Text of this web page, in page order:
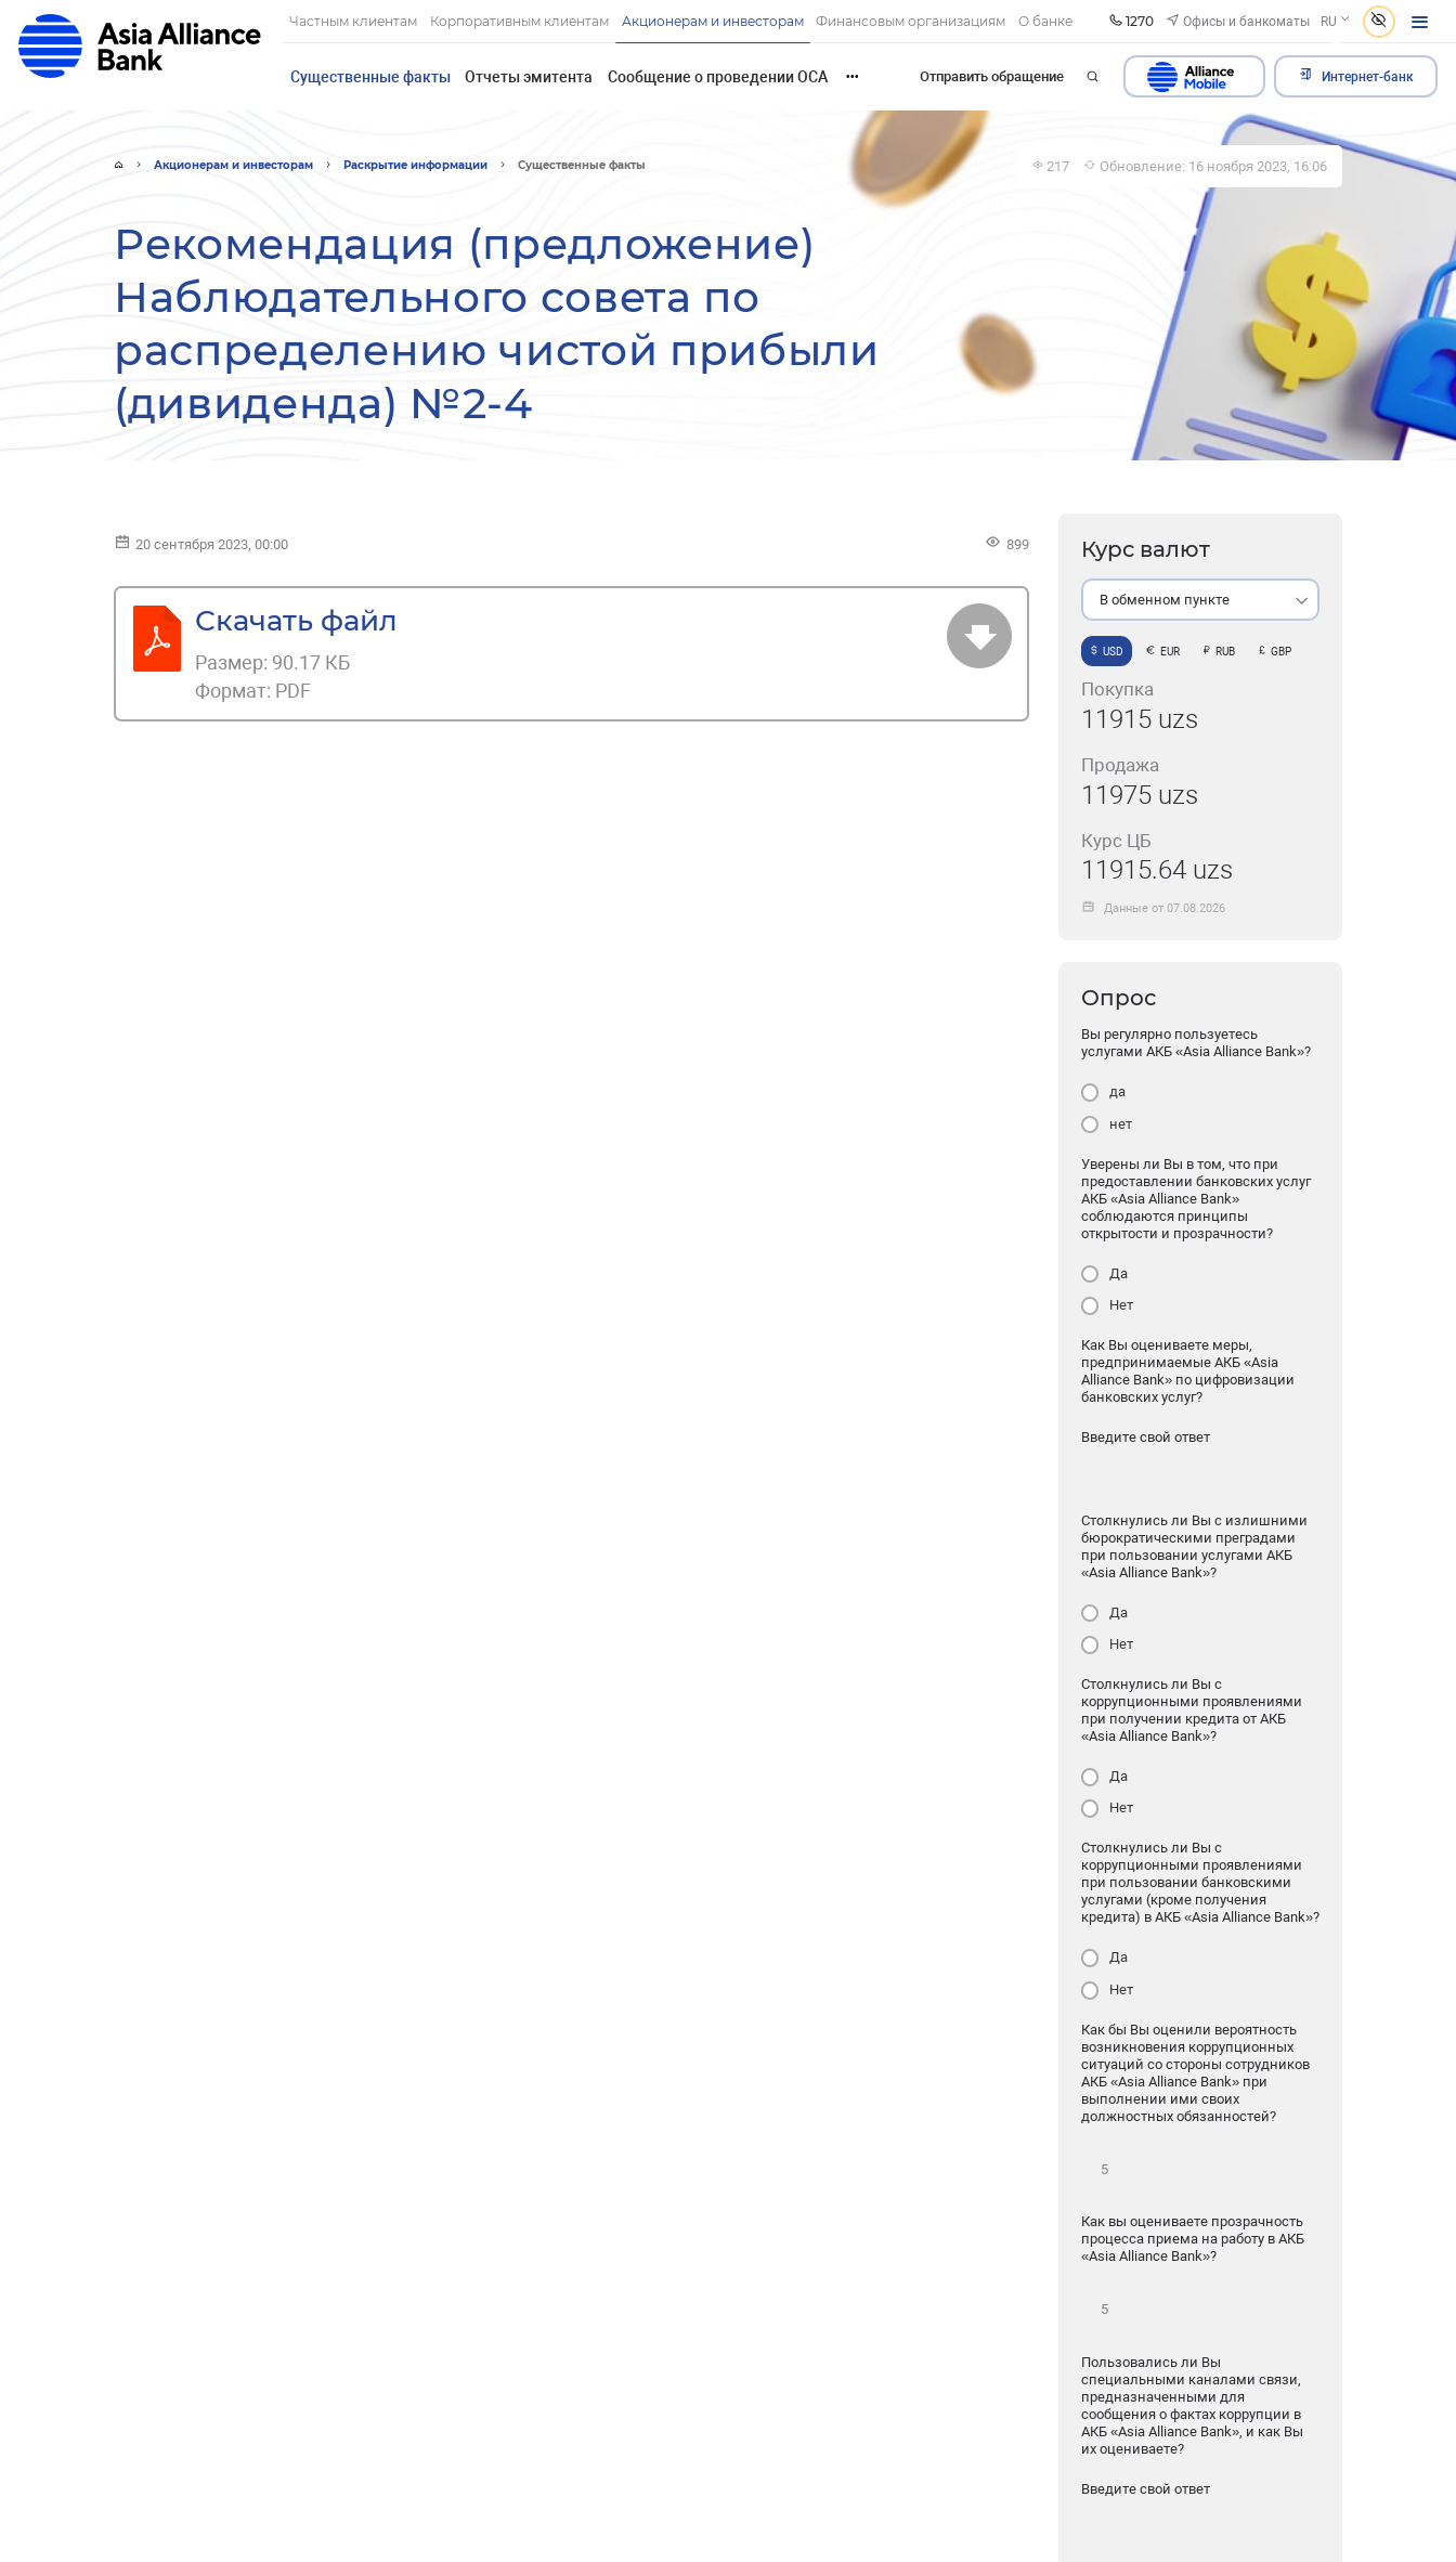
Частным клиентам Корпоративным клиентам Акционерам и инвесторам Финансовым организациям О банке 1270 Офисы и банкоматы RU
Существенные факты Отчеты эмитента Сообщение о проведении ОСА ••• Отправить обращение Интернет-банк
Акционерам и инвесторам Раскрытие информации Существенные факты 217 Обновление: 16 ноября 2023, 16:06
Рекомендация (предложение)
Наблюдательного совета по
распределению чистой прибыли
(дивиденда) №2-4
20 сентября 2023, 00:00 899
Скачать файл
Размер: 90.17 КБ
Формат: PDF
Курс валют
В обменном пункте
USD EUR RUB GBP
Покупка
11915 uzs
Продажа
11975 uzs
Курс ЦБ
11915.64 uzs
Данные от 07.08.2026
Опрос
Вы регулярно пользуетесь
услугами АКБ «Asia Alliance Bank»?
да
нет
Уверены ли Вы в том, что при
предоставлении банковских услуг
АКБ «Asia Alliance Bank»
соблюдаются принципы
открытости и прозрачности?
Да
Нет
Как Вы оцениваете меры,
предпринимаемые АКБ «Asia
Alliance Bank» по цифровизации
банковских услуг?
Введите свой ответ
Столкнулись ли Вы с излишними
бюрократическими преградами
при пользовании услугами АКБ
«Asia Alliance Bank»?
Да
Нет
Столкнулись ли Вы с
коррупционными проявлениями
при получении кредита от АКБ
«Asia Alliance Bank»?
Да
Нет
Столкнулись ли Вы с
коррупционными проявлениями
при пользовании банковскими
услугами (кроме получения
кредита) в АКБ «Asia Alliance Bank»?
Да
Нет
Как бы Вы оценили вероятность
возникновения коррупционных
ситуаций со стороны сотрудников
АКБ «Asia Alliance Bank» при
выполнении ими своих
должностных обязанностей?
Как вы оцениваете прозрачность
процесса приема на работу в АКБ
«Asia Alliance Bank»?
Пользовались ли Вы
специальными каналами связи,
предназначенными для
сообщения о фактах коррупции в
АКБ «Asia Alliance Bank», и как Вы
их оцениваете?
Введите свой ответ